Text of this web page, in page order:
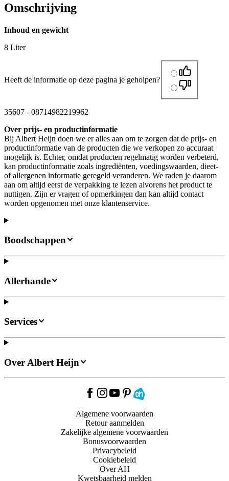
Omschrijving
Inhoud en gewicht
8 Liter
Heeft de informatie op deze pagina je geholpen?
35607 - 08714982219962
Over prijs- en productinformatie
Bij Albert Heijn doen we er alles aan om te zorgen dat de prijs- en
productinformatie van de producten die we verkopen zo accuraat
mogelijk is. Echter, omdat producten regelmatig worden verbeterd,
kan productinformatie zoals ingrediënten, voedingswaarden, dieet-
of allergenen informatie geregeld veranderen. We raden je daarom
aan om altijd eerst de verpakking te lezen alvorens het product te
nuttigen. Zijn er vragen of opmerkingen dan kan altijd contact
worden opgenomen met onze klantenservice.
Boodschappen
Allerhande
Services
Over Albert Heijn
Algemene voorwaarden
Retour aanmelden
Zakelijke algemene voorwaarden
Bonusvoorwaarden
Privacybeleid
Cookiebeleid
Over AH
Kwetsbaarheid melden